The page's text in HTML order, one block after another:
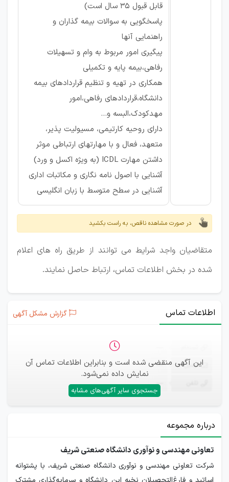
قابل قبول 35 سال است)
پاسخگویی به سوالات بیمه گذاران و
راهنمایی آنها
پیگیری امور مربوط به وام و تسهیلات
رفاهی،بیمه پایه و تکمیلی
همکاری در تهیه و تنظیم قراردادهای بیمه
دانشگاه،قراردادهای رفاهی،امور
مهدکودک،البسه و...
دارای روحیه کارتیمی، مسیولیت پذیر،
متعهد، فعال و با مهارتهای ارتباطی موثر
داشتن مهارت ICDL (به ویژه اکسل و ورد)
آشنایی با اصول نامه نگاری و مکاتبات اداری
آشنایی در سطح متوسط با زبان انگلیسی
در صورت مشاهده ناقص، به راست بکشید
متقاضیان واجد شرایط می توانند از طریق راه های اعلام
شده در بخش اطلاعات تماس، ارتباط حاصل نمایند.
اطلاعات تماس گزارش مشکل آگهی
این آگهی منقضی شده است و بنابراین اطلاعات تماس آن
نمایش داده نمی‌شود.
جستجوی سایر آگهی‌های مشابه
ایمیل —
—
درباره مجموعه
تعاونی مهندسی و نوآوری دانشگاه صنعتی شریف
شرکت تعاونی مهندسی و نوآوری دانشگاه صنعتی شریف، با پشتوانه